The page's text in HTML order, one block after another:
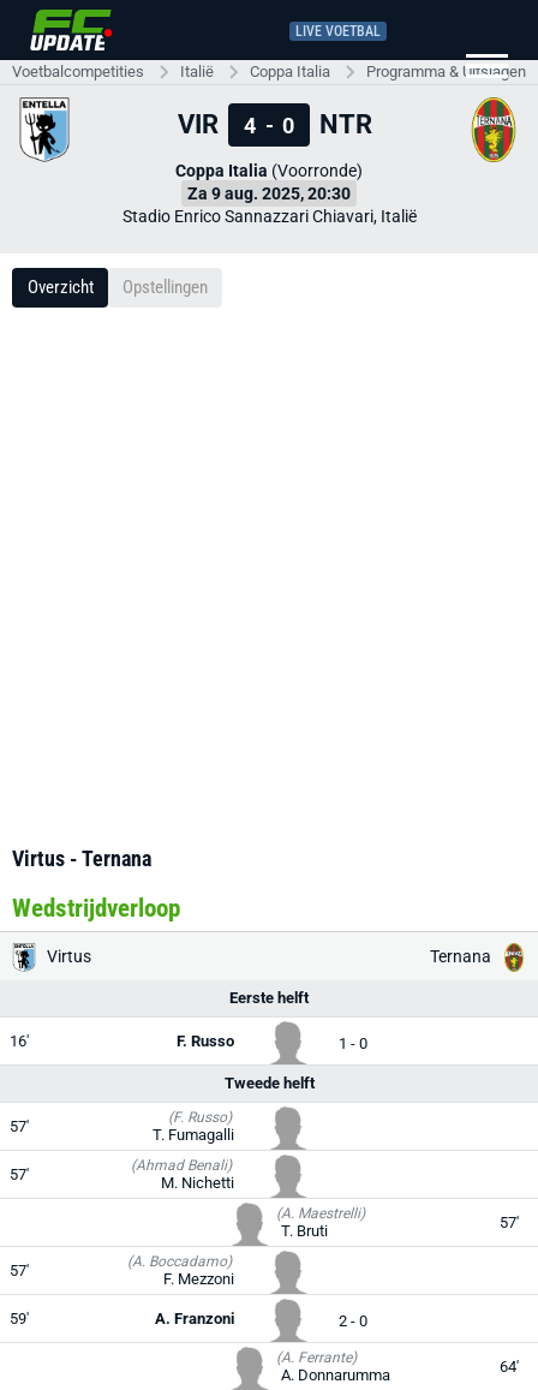
LIVE VOETBAL
Voetbalcompetities Italië Coppa Italia Programma & Uitslagen
VIR 4 - 0 NTR
Coppa Italia (Voorronde)
Za 9 aug. 2025, 20:30
Stadio Enrico Sannazzari Chiavari, Italië
Overzicht Opstellingen
Virtus - Ternana
Wedstrijdverloop
Virtus Ternana
Eerste helft
16' F. Russo 1 - 0
Tweede helft
57' (F. Russo)
T. Fumagalli
57' (Ahmad Benali)
M. Nichetti
(A. Maestrelli)
T. Bruti 57'
57' (A. Boccadamo)
F. Mezzoni
59' A. Franzoni 2 - 0
(A. Ferrante)
A. Donnarumma 64'